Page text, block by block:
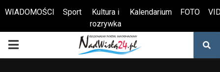
Otwórz pasek narzędzi
WIADOMOŚCI Sport
Kultura i
rozrywka
Kalendarium FOTO
PRIMARY